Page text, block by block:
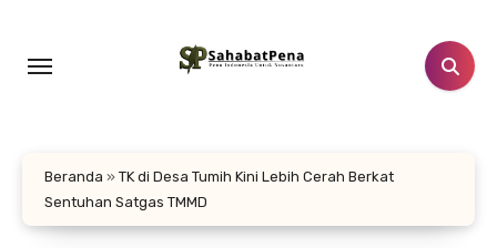
konten
Beranda » TK di Desa Tumih Kini Lebih Cerah Berkat
Sentuhan Satgas TMMD